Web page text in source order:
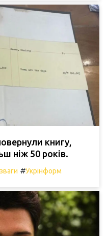
книгу,
ніж 50 років.
#Укрінформ